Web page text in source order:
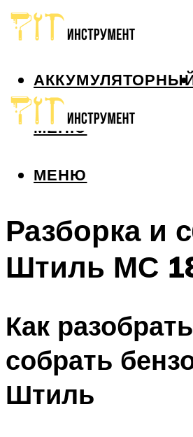
МЕНЮ
МЕНЮ
Разборка и
Штиль МС
Как
собрать
Штиль